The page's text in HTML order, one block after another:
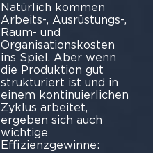
Natürlich kommen
Arbeits-, Ausrüstungs-,
Raum- und
Organisationskosten
ins Spiel. Aber wenn
die Produktion gut
strukturiert ist und in
einem kontinuierlichen
Zyklus arbeitet,
ergeben sich auch
wichtige
Effizienzgewinne: